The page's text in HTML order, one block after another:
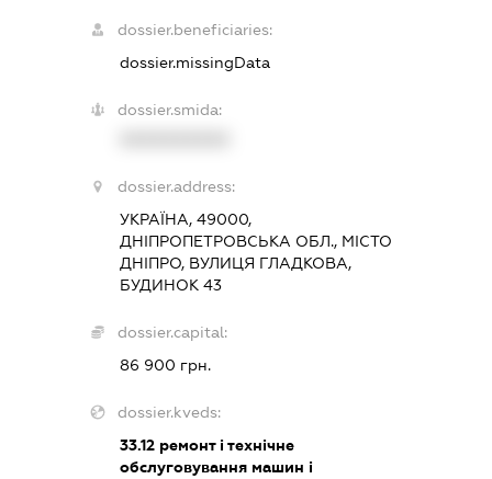
dossier.beneficiaries:
dossier.missingData
dossier.smida:
dossier.address:
УКРАЇНА, 49000,
ДНІПРОПЕТРОВСЬКА ОБЛ., МІСТО
ДНІПРО, ВУЛИЦЯ ГЛАДКОВА,
БУДИНОК 43
dossier.capital:
86 900 грн.
dossier.kveds:
33.12 ремонт і технічне
обслуговування машин і